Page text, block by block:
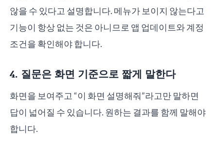
않을 수 있다고 설명합니다. 메뉴가 보이지 않는다고
기능이 항상 없는 것은 아니므로 앱 업데이트와 계정
조건을 확인해야 합니다.
4. 질문은 화면 기준으로 짧게 말한다
화면을 보여주고 “이 화면 설명해줘”라고만 말하면
답이 넓어질 수 있습니다. 원하는 결과를 함께 말해야
합니다.